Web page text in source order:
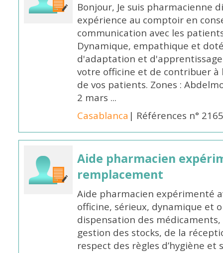
Bonjour, Je suis pharmacienne
expérience au comptoir en
communication avec les
Dynamique, empathique et
d'adaptation et
votre officine et de contribuer
de vos patients. Zones :
2 mars ...
Casablanca | Références n°
Aide pharmacien
remplacement
Aide pharmacien expérimenté
officine, sérieux, dynamique et
dispensation des
gestion des stocks, de la
respect des règles d’hygiène